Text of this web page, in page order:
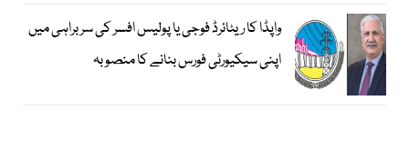
واپڈا کا ریٹائرڈ فوجی یا پولیس افسر کی سربراہی میں
اپنی سیکیورٹی فورس بنانے کا منصوبہ